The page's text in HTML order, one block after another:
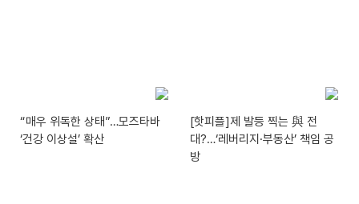
“매우 위독한 상태”…모즈타바
‘건강 이상설’ 확산
[핫피플]제 발등 찍는 與 전
대?…‘레버리지·부동산’ 책임 공
방